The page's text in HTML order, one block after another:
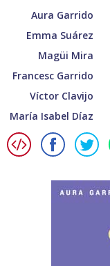
Aura Garrido
Emma Suárez
Magüi Mira
Francesc Garrido
Víctor Clavijo
María Isabel Díaz